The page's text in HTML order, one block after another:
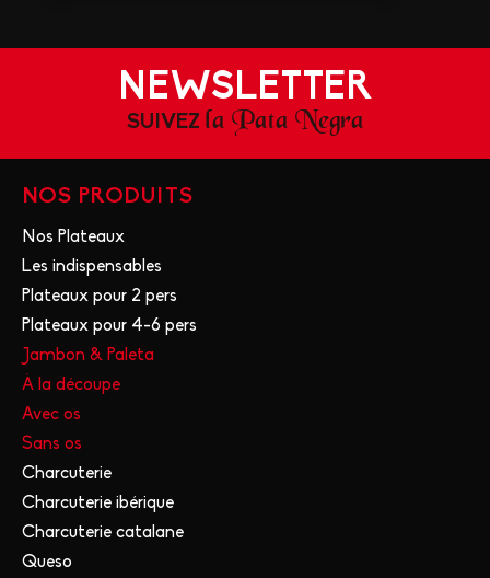
NEWSLETTER
SUIVEZ la Pata Negra
NOS PRODUITS
Nos Plateaux
Les indispensables
Plateaux pour 2 pers
Plateaux pour 4-6 pers
Jambon & Paleta
À la découpe
Avec os
Sans os
Charcuterie
Charcuterie ibérique
Charcuterie catalane
Queso